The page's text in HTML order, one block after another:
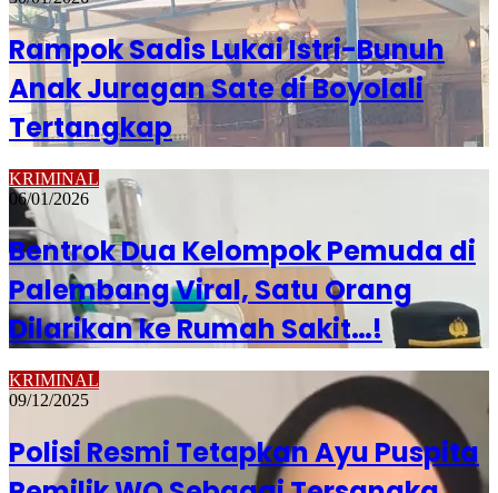
Rampok Sadis Lukai Istri-Bunuh
Anak Juragan Sate di Boyolali
Tertangkap
KRIMINAL
06/01/2026
Bentrok Dua Kelompok Pemuda di
Palembang Viral, Satu Orang
Dilarikan ke Rumah Sakit…!
KRIMINAL
09/12/2025
Polisi Resmi Tetapkan Ayu Puspita